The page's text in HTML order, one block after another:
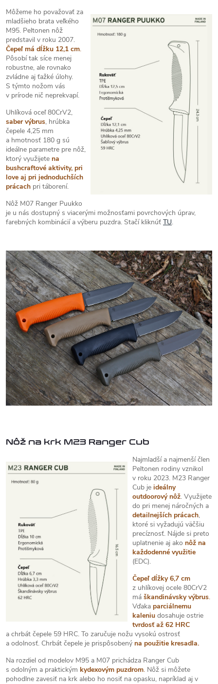
Môžeme ho považovať za
mladšieho brata veľkého
M95. Peltonen nôž
predstavil v roku 2007.
Čepeľ má dĺžku 12,1 cm.
Pôsobí tak síce menej
robustne, ale rovnako
zvládne aj ťažké úlohy.
S týmto nožom vás
v prírode nič neprekvapí.
Uhlíková oceľ 80CrV2,
saber výbrus, hrúbka
čepele 4,25 mm
a hmotnosť 180 g sú
ideálne parametre pre nôž,
ktorý využijete na
bushcraftové aktivity, pri
love aj pri jednoduchších
prácach pri táborení.
Nôž M07 Ranger Puukko
je u nás dostupný s viacerými možnosťami povrchových úprav,
farebných kombinácií a výberu puzdra. Stačí kliknúť TU.
Nôž na krk M23 Ranger Cub
Najmladší a najmenší člen
Peltonen rodiny vznikol
v roku 2023. M23 Ranger
Cub je ideálny
outdoorový nôž. Využijete
do pri menej náročných a
detailnejších prácach,
ktoré si vyžadujú väčšiu
precíznosť. Nájde si preto
uplatnenie aj ako nôž na
každodenné využitie
(EDC).
Čepeľ dĺžky 6,7 cm
z uhlíkovej ocele 80CrV2
má škandinávsky výbrus.
Vďaka parciálnemu
kaleniu dosahuje ostrie
tvrdosť až 62 HRC
a chrbát čepele 59 HRC. To zaručuje nožu vysokú ostrosť
a odolnosť. Chrbát čepele je prispôsobený na použitie kresadla.
Na rozdiel od modelov M95 a M07 prichádza Ranger Cub
s odolným a praktickým kydexovým puzdrom. Nôž si môžete
pohodlne zavesiť na krk alebo ho nosiť na opasku, napríklad aj v